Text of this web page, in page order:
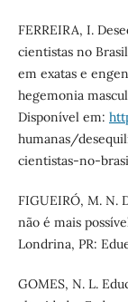
FERREIRA, I.
cientistas no
em exatas e
hegemonia
Disponível em:
humanas/
cientistas-no-
FIGUEIRÓ, M. N.
não é mais
Londrina, PR:
GOMES, N. L.